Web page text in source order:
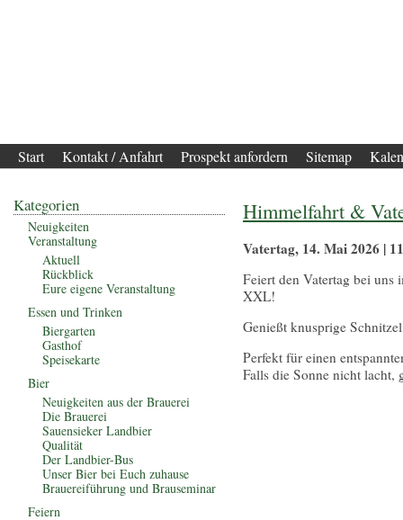
Start Kontakt / Anfahrt Prospekt anfordern Sitemap
Himmelfahrt &
Vatertag, 14. Mai 2026 |
Feiert den Vatertag bei
XXL!
Genießt knusprige
Perfekt für einen
Falls die Sonne nicht lacht,
Kategorien
Neuigkeiten
Veranstaltung
Aktuell
Rückblick
Eure eigene Veranstaltung
Essen und Trinken
Biergarten
Gasthof
Speisekarte
Bier
Neuigkeiten aus der Brauerei
Die Brauerei
Sauensieker Landbier
Qualität
Der Landbier-Bus
Unser Bier bei Euch zuhause
Brauereiführung und Brauseminar
Feiern